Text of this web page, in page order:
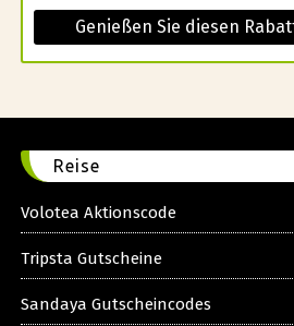
Genießen Sie diesen
Reise
Volotea Aktionscode
Tripsta Gutscheine
Sandaya Gutscheincodes